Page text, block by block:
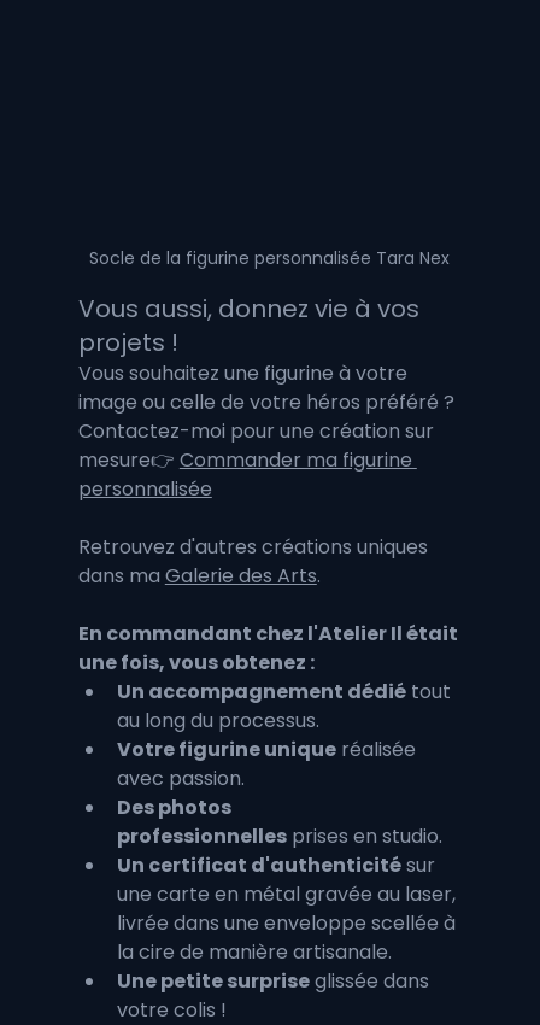
Socle de la figurine personnalisée Tara Nex
Vous aussi, donnez vie à vos
projets !
Vous souhaitez une figurine à votre
image ou celle de votre héros préféré ?
Contactez-moi pour une création sur
mesure👉 Commander ma figurine
personnalisée
Retrouvez d'autres créations uniques
dans ma Galerie des Arts.
En commandant chez l'Atelier Il était
une fois, vous obtenez :
Un accompagnement dédié tout
au long du processus.
Votre figurine unique réalisée
avec passion.
Des photos
professionnelles prises en studio.
Un certificat d'authenticité sur
une carte en métal gravée au laser,
livrée dans une enveloppe scellée à
la cire de manière artisanale.
Une petite surprise glissée dans
votre colis !